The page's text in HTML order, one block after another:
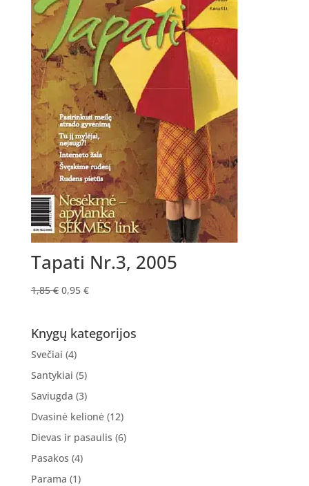
Tapati Nr.3, 2005
1,85€ Original
1,85 €.
0,95 €Current
0,95 €.
Knygų kategorijos
Svečiai (4)
Santykiai (5)
Saviugda (3)
Dvasinė kelionė (12)
Dievas ir pasaulis (6)
Pasakos (4)
Parama (1)